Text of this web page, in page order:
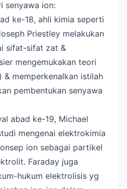
senyawa ion:
ke-18, ahli kimia seperti
Priestley melakukan
sifat-sifat zat &
mengemukakan teori
memperkenalkan istilah
pembentukan senyawa
abad ke-19, Michael
mengenai elektrokimia
ion sebagai partikel
Faraday juga
hukum elektrolisis yg